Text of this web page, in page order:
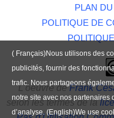
PLAN
POLITIQUE DE
L'oeuvredeFrank
selon les termes de la
( Français)Nous utilisons des
publicités, fournir des
trafic. Nous partageons
notre site avec nos partenaires
d’analyse. (English)We use